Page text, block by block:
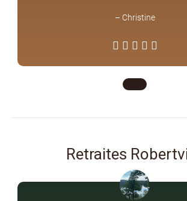
– Christine
Retraites